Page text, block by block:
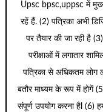
Upsc bpsc,uppsc में
रहें हैं. (2) पत्रिका अभी
पर तैयार की जा रही है
परीक्षाओं में लगातार
पत्रिका से अधिकतम लोग
बतौर माध्यम के रूप में होगें
संपूर्ण उपयोग करना हैl (6)